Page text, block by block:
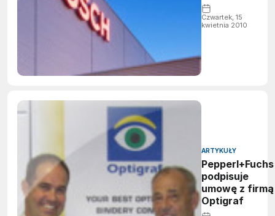
Czwartek, 15
kwietnia 2010
ARTYKUŁY
Pepperl+Fuchs
podpisuje
umowę z firmą
Optigraf